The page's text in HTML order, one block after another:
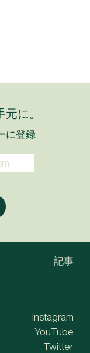
に。
に登録
記事
Instagram
YouTube
Twitter